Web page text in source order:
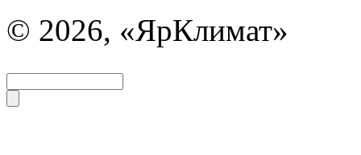
© 2026, «ЯрКлимат»